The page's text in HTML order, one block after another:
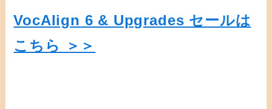
VocAlign 6 & Upgrades セールは
こちら ＞＞